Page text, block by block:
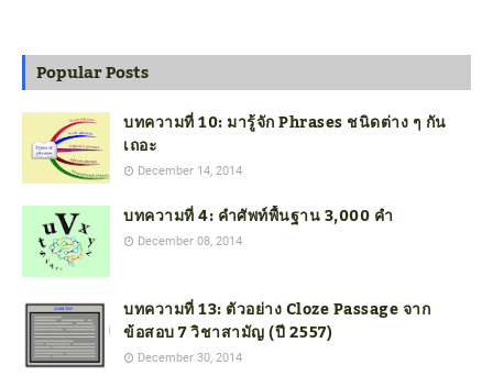
Popular Posts
บทความที่ 10: มารู้จัก Phrases ชนิดต่าง ๆ กัน
เถอะ
December 14, 2014
บทความที่ 4: คำศัพท์พื้นฐาน 3,000 คำ
December 08, 2014
บทความที่ 13: ตัวอย่าง Cloze Passage จาก
ข้อสอบ 7 วิชาสามัญ (ปี 2557)
December 30, 2014